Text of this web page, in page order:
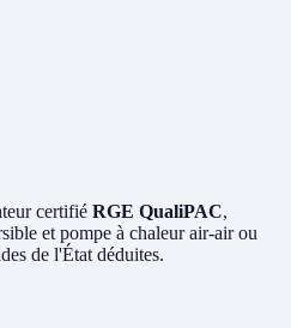
certifié RGE QualiPAC,
et pompe à chaleur air-air ou
de l'État déduites.